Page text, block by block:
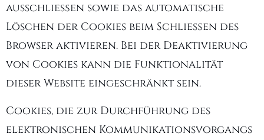
ausschließen sowie das automatische
Löschen der Cookies beim Schließen des
Browser aktivieren. Bei der Deaktivierung
von Cookies kann die Funktionalität
dieser Website eingeschränkt sein.
Cookies, die zur Durchführung des
elektronischen Kommunikationsvorgangs